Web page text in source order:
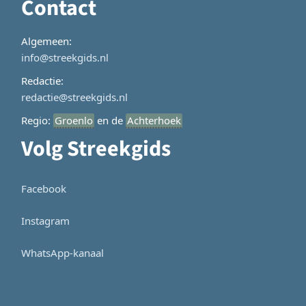
Contact
Algemeen:
info@streekgids.nl
Redactie:
redactie@streekgids.nl
Regio: Groenlo en de Achterhoek
Volg Streekgids
Facebook
Instagram
WhatsApp-kanaal